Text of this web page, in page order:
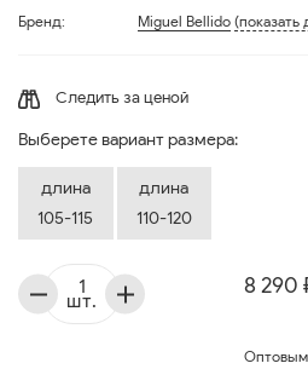
Бренд:
Miguel Bellido (показать
Следить за ценой
Выберете вариант размера:
длина
105-115
длина
110-120
8 290
Оптовым
шт.